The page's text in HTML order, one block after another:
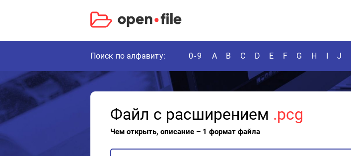
Поиск по алфавиту: 0-9 A B C D E F G H I J
Файл с расширением .pcg
Чем открыть, описание – 1 формат файла